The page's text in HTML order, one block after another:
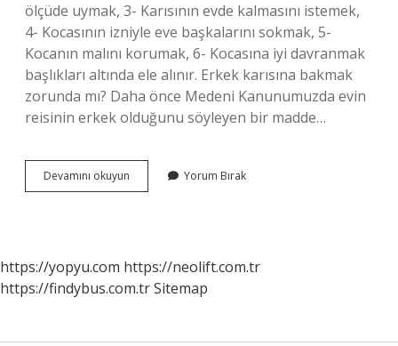
ölçüde uymak, 3- Karısının evde kalmasını istemek,
4- Kocasının izniyle eve başkalarını sokmak, 5-
Kocanın malını korumak, 6- Kocasına iyi davranmak
başlıkları altında ele alınır. Erkek karısına bakmak
zorunda mı? Daha önce Medeni Kanunumuzda evin
reisinin erkek olduğunu söyleyen bir madde…
Devamını okuyun
Görevi
Yorum Bırak
https://yopyu.com https://neolift.com.tr
https://findybus.com.trSitemap